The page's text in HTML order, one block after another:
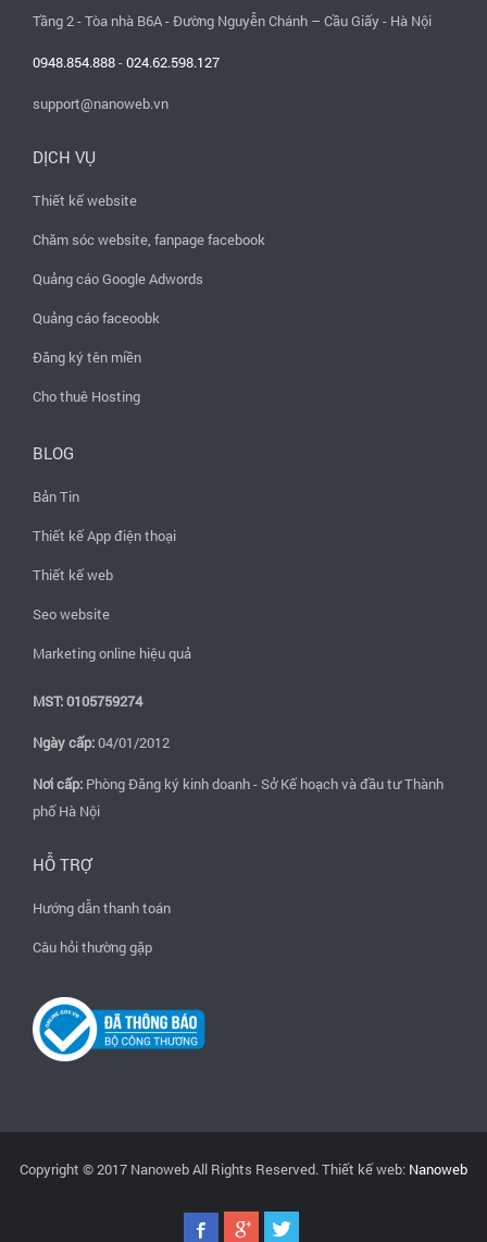
Tầng 2 - Tòa nhà B6A - Đường Nguyễn Chánh – Cầu Giấy - Hà Nội
0948.854.888-024.62.598.127
support@nanoweb.vn
DỊCH VỤ
Thiết kế website
Chăm sóc website, fanpage facebook
Quảng cáo Google Adwords
Quảng cáo faceoobk
Đăng ký tên miền
Cho thuê Hosting
BLOG
Bản Tin
Thiết kế App điện thoại
Thiết kế web
Seo website
Marketing online hiệu quả
MST: 0105759274
Ngày cấp:04/01/2012
Nơi cấp: Phòng Đăng ký kinh doanh - Sở Kế hoạch và đầu tư Thành
phố Hà Nội
HỖ TRỢ
Hướng dẫn thanh toán
Câu hỏi thường gặp
Copyright © 2017 Nanoweb All Rights Reserved. Thiết kế web: Nanoweb